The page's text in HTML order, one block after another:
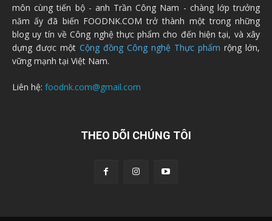
môn cùng tiến bộ - anh Trần Công Nam - chàng lớp trưởng
năm ấy đã biến FOODNK.COM trở thành một trong những
blog uy tín về Công nghệ thực phẩm cho đến hiện tại, và xây
dựng được một Cộng đồng Công nghệ Thực phẩm rộng lớn,
vững mạnh tại Việt Nam.
Liên hệ: foodnk.com@gmail.com
THEO DÕI CHÚNG TÔI